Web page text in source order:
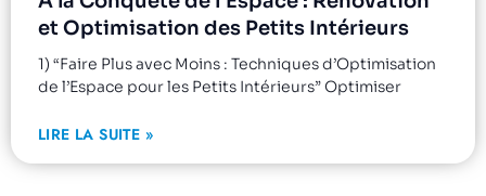
et Optimisation des Petits Intérieurs
1) “Faire Plus avec Moins : Techniques d’Optimisation
de l’Espace pour les Petits Intérieurs” Optimiser
LIRE LA SUITE »